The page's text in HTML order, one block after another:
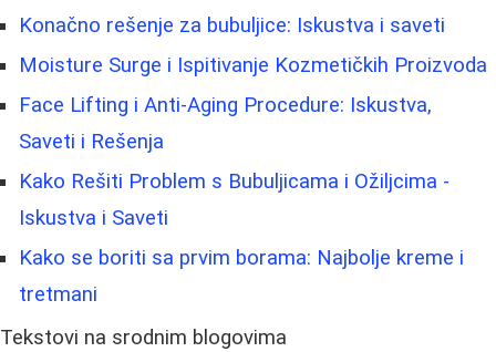
Konačno rešenje za bubuljice: Iskustva i saveti
Moisture Surge i Ispitivanje Kozmetičkih Proizvoda
Face Lifting i Anti-Aging Procedure: Iskustva,
Saveti i Rešenja
Kako Rešiti Problem s Bubuljicama i Ožiljcima -
Iskustva i Saveti
Kako se boriti sa prvim borama: Najbolje kreme i
tretmani
Tekstovi na srodnim blogovima